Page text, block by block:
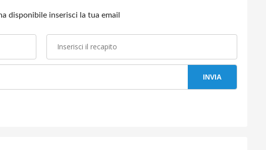
disponibile inserisci la tua email
INVIA